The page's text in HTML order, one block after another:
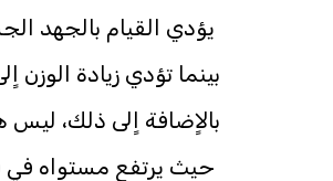
يؤدي القيام بالجهد
بينما تؤدي زيادة
بالاٍضافة اٍلى ذلك،
حيث يرتفع مستواه